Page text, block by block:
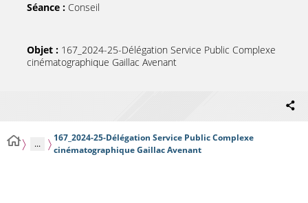
Séance : Conseil
Objet : 167_2024-25-Délégation Service Public Complexe
cinématographique Gaillac Avenant
...
167_2024-25-Délégation Service Public Complexe
cinématographique Gaillac Avenant